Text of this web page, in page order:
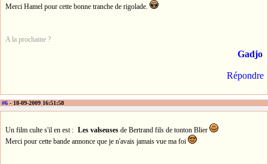
Merci Hamel pour cette bonne tranche de rigolade.
A la prochaine ?
Gadjo
Répondre
#6 - 18-09-2009 16:51:58
Un film culte s'il en est : Les valseuses de Bertrand fils de tonton Blier
Merci pour cette bande annonce que je n'avais jamais vue ma foi